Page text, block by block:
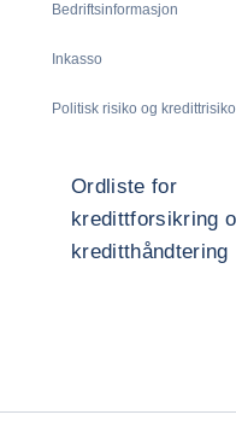
Bedriftsinformasjon
Inkasso
Politisk risiko og kredittrisiko
Ordliste for
kredittforsikring
kreditthåndtering